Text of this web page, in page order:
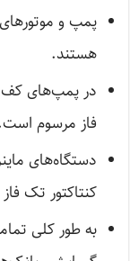
پمپ و موتور‌های
هستند.
در پمپ‌های کف
فاز مرسوم
دستگاه‌های
کنتاکتور تک فاز
به طور کلی